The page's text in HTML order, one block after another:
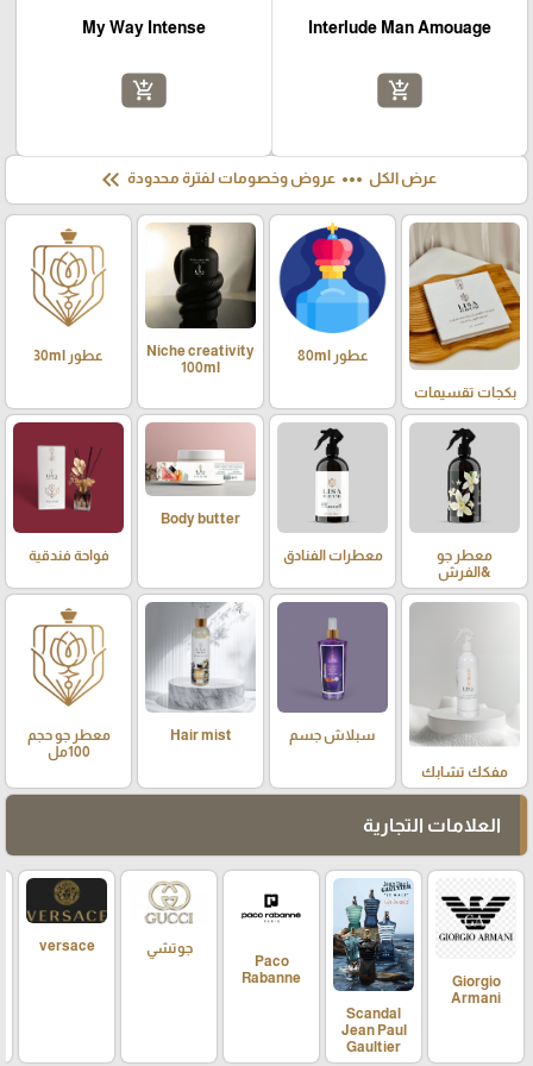
Interlude Man Amouage
add_shopping_cart
My Way Intense
add_shopping_cart
عرض الكل more_horiz عروض وخصومات لفترة محدودة keyboard_double_arrow_left
بكجات تقسيمات
عطور 80ml
Niche creativity
100ml
عطور 30ml
معطر جو
&الفرش
معطرات الفنادق
Body butter
فواحة فندقية
مفكك تشابك
سبلاش جسم Hair mist
معطر جو حجم
100مل
العلامات التجارية
Giorgio
Armani
Scandal
Jean Paul
Gaultier
Paco
Rabanne
جوتشي versace